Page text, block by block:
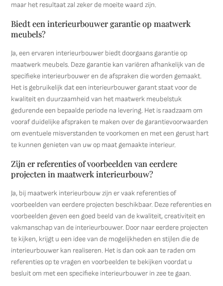
maar het resultaat zal zeker de moeite waard zijn.
Biedt een interieurbouwer garantie op maatwerk
meubels?
Ja, een ervaren interieurbouwer biedt doorgaans garantie op
maatwerk meubels. Deze garantie kan variëren afhankelijk van de
specifieke interieurbouwer en de afspraken die worden gemaakt.
Het is gebruikelijk dat een interieurbouwer garant staat voor de
kwaliteit en duurzaamheid van het maatwerk meubelstuk
gedurende een bepaalde periode na levering. Het is raadzaam om
vooraf duidelijke afspraken te maken over de garantievoorwaarden
om eventuele misverstanden te voorkomen en met een gerust hart
te kunnen genieten van uw op maat gemaakte interieur.
Zijn er referenties of voorbeelden van eerdere
projecten in maatwerk interieurbouw?
Ja, bij maatwerk interieurbouw zijn er vaak referenties of
voorbeelden van eerdere projecten beschikbaar. Deze referenties en
voorbeelden geven een goed beeld van de kwaliteit, creativiteit en
vakmanschap van de interieurbouwer. Door naar eerdere projecten
te kijken, krijgt u een idee van de mogelijkheden en stijlen die de
interieurbouwer kan realiseren. Het is dan ook aan te raden om
referenties op te vragen en voorbeelden te bekijken voordat u
besluit om met een specifieke interieurbouwer in zee te gaan.